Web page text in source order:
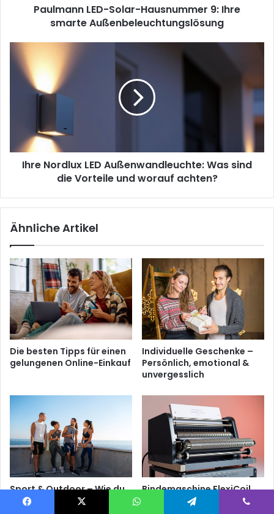
Paulmann LED-Solar-Hausnummer 9: Ihre
smarte Außenbeleuchtungslösung
Nordlux
LED
Außenwandleuchte:
Vorteile
und
worauf
Ihre Nordlux LED Außenwandleuchte: Was sind
die Vorteile und worauf achten?
Ähnliche Artikel
Die besten Tipps für einen
gelungenen Online-Einkauf
Individuelle Geschenke –
Persönlich, emotional &
unvergesslich
Sport & Outdoor – Wie du
die perfekte Ausrüstung
Bindemaschine FlexiCoil
44: Dein Helfer für